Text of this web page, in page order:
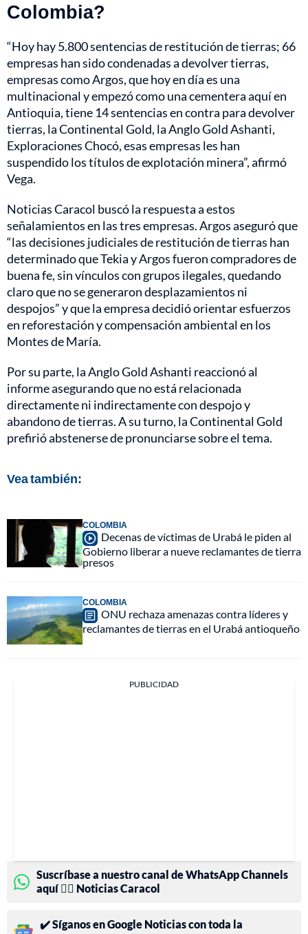
Colombia?
“Hoy hay 5.800 sentencias de restitución de tierras; 66
empresas han sido condenadas a devolver tierras,
empresas como Argos, que hoy en día es una
multinacional y empezó como una cementera aquí en
Antioquia, tiene 14 sentencias en contra para devolver
tierras, la Continental Gold, la Anglo Gold Ashanti,
Exploraciones Chocó, esas empresas les han
suspendido los títulos de explotación minera”, afirmó
Vega.
Noticias Caracol buscó la respuesta a estos
señalamientos en las tres empresas. Argos aseguró que
“las decisiones judiciales de restitución de tierras han
determinado que Tekia y Argos fueron compradores de
buena fe, sin vínculos con grupos ilegales, quedando
claro que no se generaron desplazamientos ni
despojos” y que la empresa decidió orientar esfuerzos
en reforestación y compensación ambiental en los
Montes de María.
Por su parte, la Anglo Gold Ashanti reaccionó al
informe asegurando que no está relacionada
directamente ni indirectamente con despojo y
abandono de tierras. A su turno, la Continental Gold
prefirió abstenerse de pronunciarse sobre el tema.
Vea también:
COLOMBIA
Decenas de víctimas de Urabá le piden al
Gobierno liberar a nueve reclamantes de tierra
presos
COLOMBIA
ONU rechaza amenazas contra líderes y
reclamantes de tierras en el Urabá antioqueño
PUBLICIDAD
Suscríbase a nuestro canal de WhatsApp Channels
aquí 👉🏻 Noticias Caracol
✔️ Síganos en Google Noticias con toda la